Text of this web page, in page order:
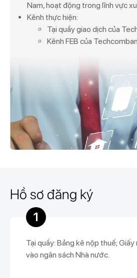
Nam, hoạt động trong lĩnh vực
Kênh thực hiện:
Tại quầy giao dịch của
Kênh FEB của
Hồ sơ đăng ký
1
Tại quầy: Bảng kê nộp thuế;
vào ngân sách Nhà nước.